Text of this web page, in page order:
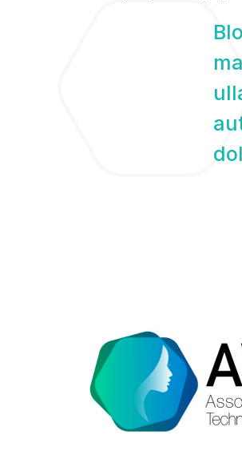
Blockquote in main text row here incididunt ut labore et dolore